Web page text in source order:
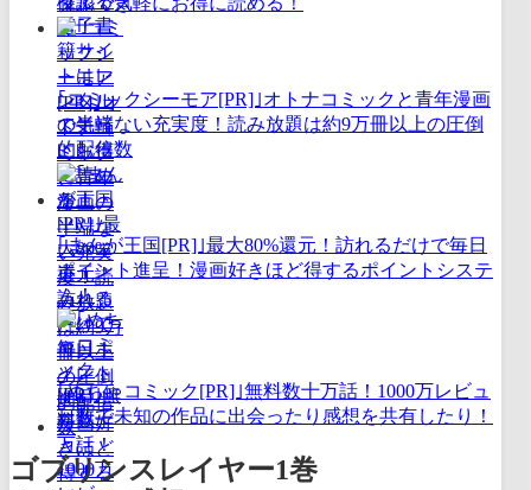
｢コミックシーモア[PR]｣オトナコミックと青年漫画
の半端ない充実度！読み放題は約9万冊以上の圧倒
的配信数
｢まんが王国[PR]｣最大80%還元！訪れるだけで毎日
ポイント進呈！漫画好きほど得するポイントシステ
ム！
｢めちゃコミック[PR]｣無料数十万話！1000万レビュ
ー数で未知の作品に出会ったり感想を共有したり！
ゴブリンスレイヤー1巻